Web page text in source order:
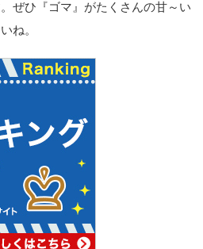
ぜひ『ゴマ』がたくさんの甘～い
ね。